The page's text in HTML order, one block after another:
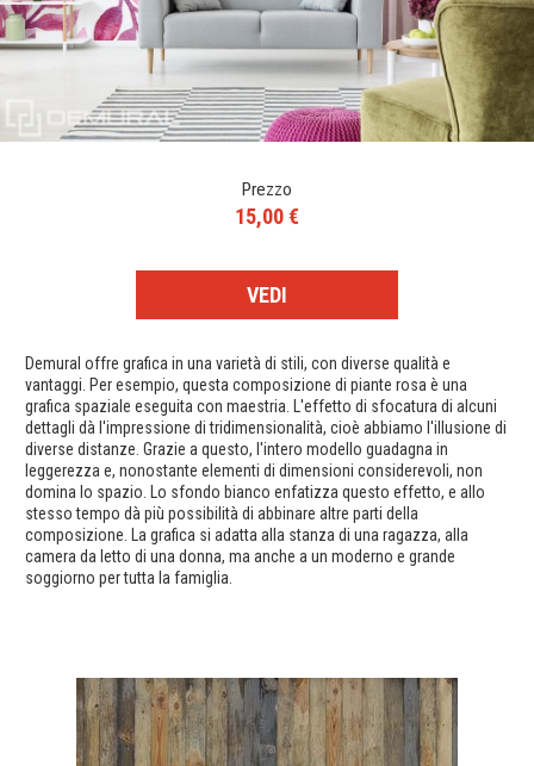
Prezzo
15,00 €
VEDI
Demural offre grafica in una varietà di stili, con diverse qualità e
vantaggi. Per esempio, questa composizione di piante rosa è una
grafica spaziale eseguita con maestria. L'effetto di sfocatura di alcuni
dettagli dà l'impressione di tridimensionalità, cioè abbiamo l'illusione di
diverse distanze. Grazie a questo, l'intero modello guadagna in
leggerezza e, nonostante elementi di dimensioni considerevoli, non
domina lo spazio. Lo sfondo bianco enfatizza questo effetto, e allo
stesso tempo dà più possibilità di abbinare altre parti della
composizione. La grafica si adatta alla stanza di una ragazza, alla
camera da letto di una donna, ma anche a un moderno e grande
soggiorno per tutta la famiglia.